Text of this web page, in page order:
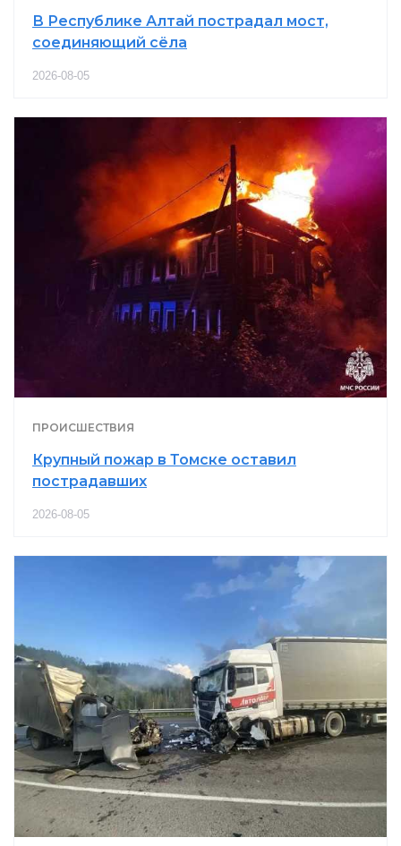
В Республике Алтай пострадал мост,
соединяющий сёла
2026-08-05
ПРОИСШЕСТВИЯ
Крупный пожар в Томске оставил
пострадавших
2026-08-05